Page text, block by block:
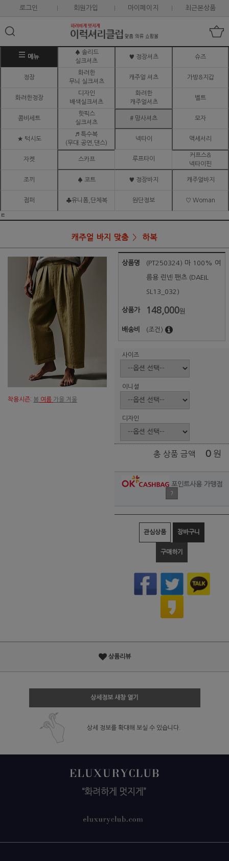
로그인 회원가입 마이페이지 최근본상품
메뉴
♠ 솔리드
실크셔츠
♥ 정장셔츠 슈즈
정장
화려한
무늬 실크셔츠
캐주얼 셔츠 가방&지갑
화려한정장
디자인
배색실크셔츠
화려한
캐주얼셔츠
벨트
콤비세트
핫픽스
실크셔츠
# 망사셔츠 모자
★ 턱시도
♬ 특수복
(무대.공연,댄스)
넥타이 액세서리
자켓 스카프 루프타이
커프스&
넥타이핀
조끼 ♠ 코트 ♥ 정장바지 캐주얼바지
점퍼 ♣유니폼,단체복 원단정보 ♡ Woman
ㅌ
캐주얼 바지 맞춤 하복
착용시즌: 봄 여름 가을 겨울
상품명 (PT250324) 마 100% 여
름용 린넨 팬츠 (DAEIL
SL13_032)
상품가 148,000원
배송비 (조건)
사이즈
이니셜
디자인
총 상품 금액 0 원
포인트사용 가맹점
?
관심상품 장바구니
구매하기
상품리뷰
상세정보 새창 열기
상세 정보를 확대해 보실 수 있습니다.